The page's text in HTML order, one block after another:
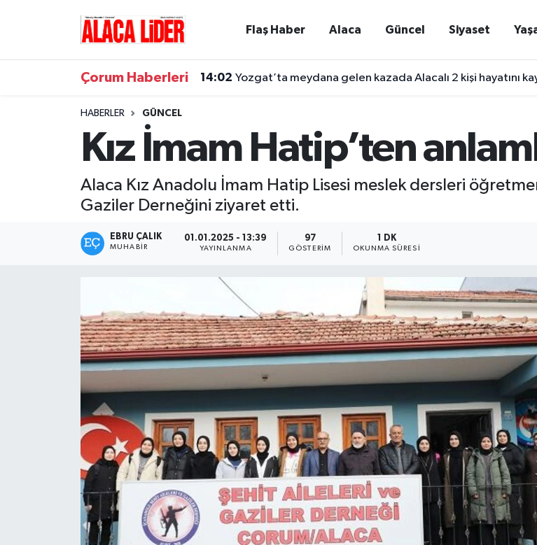
Flaş Haber Alaca Güncel Siyaset
Çorum Haberleri 14:02 Yozgat’ta meydana gelen kazada Alacalı 2 kişi hayatını
HABERLER GÜNCEL
Kız İmam Hatip’ten
Alaca Kız Anadolu İmam Hatip Lisesi meslek dersleri
Gaziler Derneğini ziyaret etti.
EBRU ÇALIK
MUHABIR
01.01.2025 - 13:39
YAYINLANMA
97
GÖSTERIM
1 DK
OKUNMA SÜRESI
Çorum Namaz Vakitleri
Çorum Trafik Yoğunluk Haritası
Tüm Manşetler